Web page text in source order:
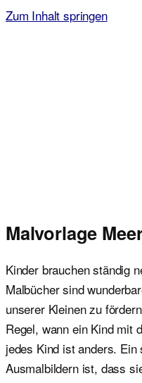
Zum Inhalt springen
Malvorlage
Kinder brauchen ständig
Malbücher sind
unserer Kleinen zu
Regel, wann ein Kind mit
jedes Kind ist anders.
Ausmalbildern ist, dass